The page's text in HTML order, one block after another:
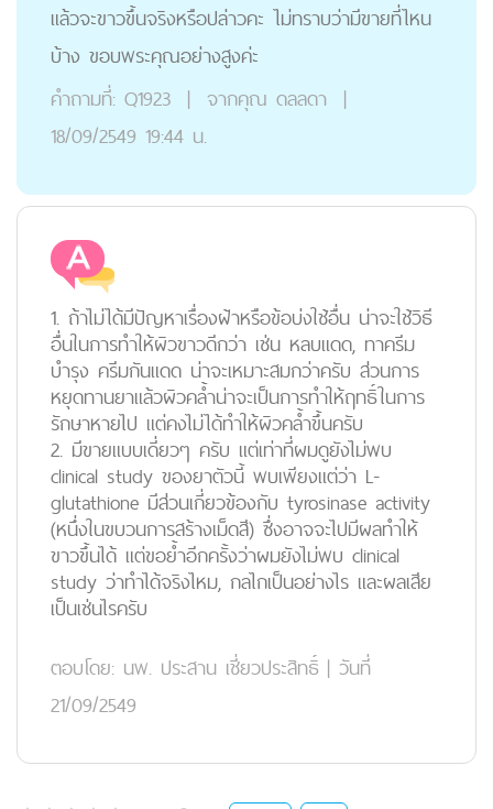
แล้วจะขาวขึ้นจริงหรือปล่าวคะ ไม่ทราบว่ามีขายที่ไหน
บ้าง ขอบพระคุณอย่างสูงค่ะ
คำถามที่: Q1923 | จากคุณ ดลลดา |
18/09/2549 19:44 น.
1. ถ้าไม่ได้มีปัญหาเรื่องฝ้าหรือข้อบ่งใช้อื่น น่าจะใช้วิธี
อื่นในการทำให้ผิวขาวดีกว่า เช่น หลบแดด, ทาครีม
บำรุง ครีมกันแดด น่าจะเหมาะสมกว่าครับ ส่วนการ
หยุดทานยาแล้วผิวคล้ำน่าจะเป็นการทำให้ฤทธิ์ในการ
รักษาหายไป แต่คงไม่ได้ทำให้ผิวคล้ำขึ้นครับ
2. มีขายแบบเดี่ยวๆ ครับ แต่เท่าที่ผมดูยังไม่พบ
clinical study ของยาตัวนี้ พบเพียงแต่ว่า L-
glutathione มีส่วนเกี่ยวข้องกับ tyrosinase activity
(หนึ่งในขบวนการสร้างเม็ดสี) ซึ่งอาจจะไปมีผลทำให้
ขาวขึ้นได้ แต่ขอย้ำอีกครั้งว่าผมยังไม่พบ clinical
study ว่าทำได้จริงไหม, กลไกเป็นอย่างไร และผลเสีย
เป็นเช่นไรครับ
ตอบโดย: นพ. ประสาน เชี่ยวประสิทธิ์ | วันที่
21/09/2549